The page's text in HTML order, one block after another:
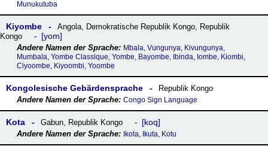
Munukutuba
Kiyombe Angola, Demokratische Republik Kongo, Republik
Kongo
yom
Mbala, Vungunya, Kivungunya,
Mumbala, Yombe Classique, Yombe, Bayombe, Ibinda, Iombe, Kiombi,
Ciyoombe, Kiyoombi, Yoombe
Kongolesische Gebärdensprache Republik Kongo
Congo Sign Language
Kota Gabun, Republik Kongo koq
Ikota, Ikuta, Kotu